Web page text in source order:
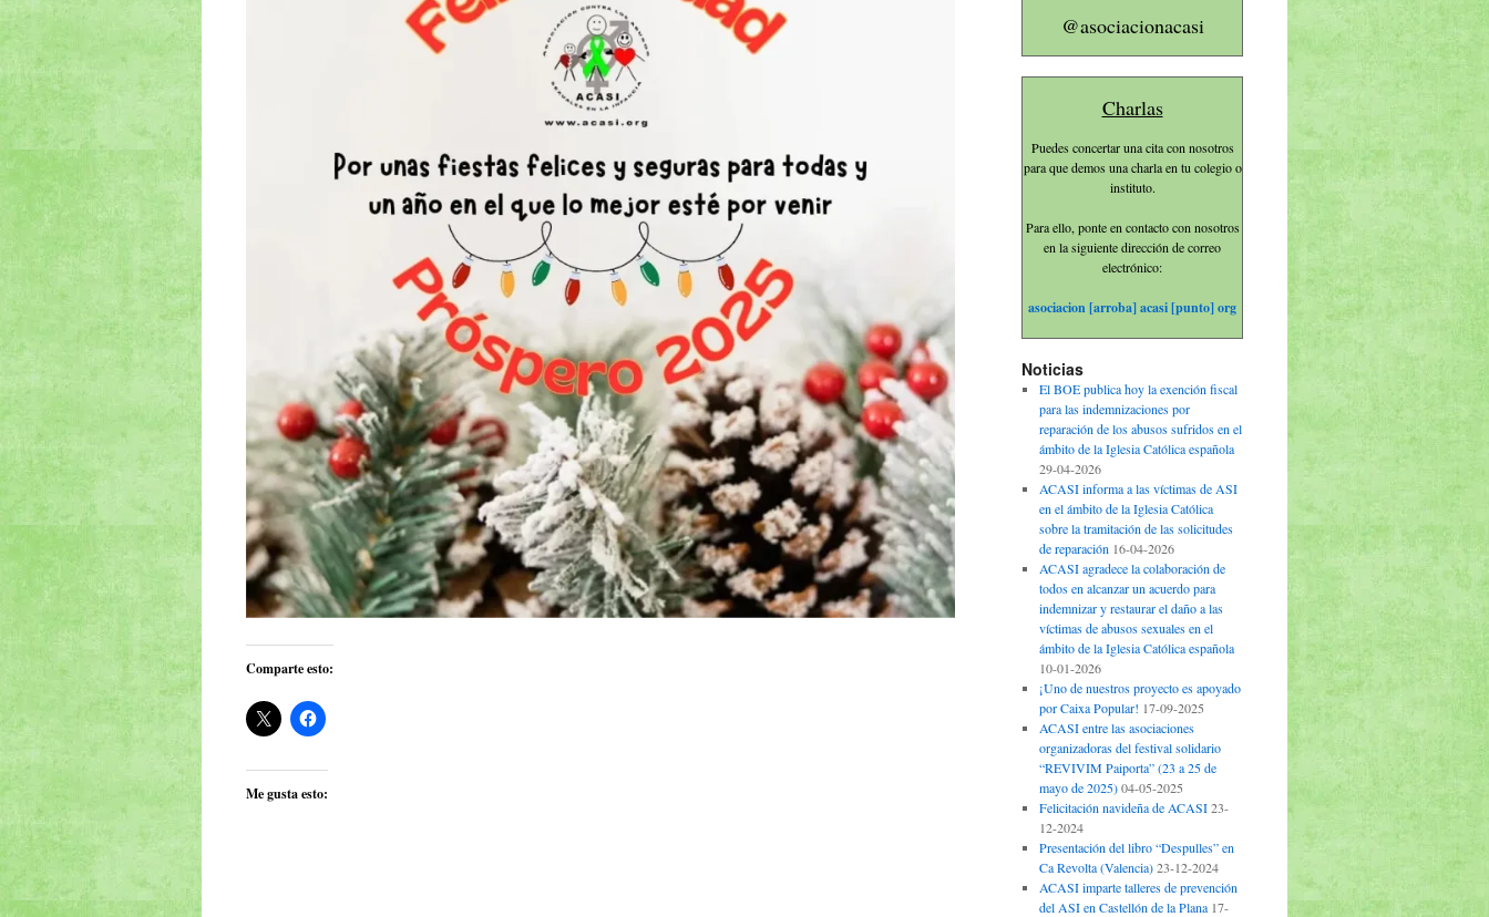
Comparte esto:
Me gusta esto:
@asociacionacasi
Charlas
Puedes concertar una cita con nosotros
para que demos una charla en tu colegio o
instituto.
Para ello, ponte en contacto con nosotros
en la siguiente dirección de correo
electrónico:
asociacion [arroba] acasi [punto] org
Noticias
El BOE publica hoy la exención fiscal
para las indemnizaciones por
reparación de los abusos sufridos en el
ámbito de la Iglesia Católica española
29-04-2026
ACASI informa a las víctimas de ASI
en el ámbito de la Iglesia Católica
sobre la tramitación de las solicitudes
de reparación 16-04-2026
ACASI agradece la colaboración de
todos en alcanzar un acuerdo para
indemnizar y restaurar el daño a las
víctimas de abusos sexuales en el
ámbito de la Iglesia Católica española
10-01-2026
¡Uno de nuestros proyecto es apoyado
por Caixa Popular! 17-09-2025
ACASI entre las asociaciones
organizadoras del festival solidario
“REVIVIM Paiporta” (23 a 25 de
mayo de 2025) 04-05-2025
Felicitación navideña de ACASI 23-
12-2024
Presentación del libro “Despulles” en
Ca Revolta (Valencia) 23-12-2024
ACASI imparte talleres de prevención
del ASI en Castellón de la Plana 17-